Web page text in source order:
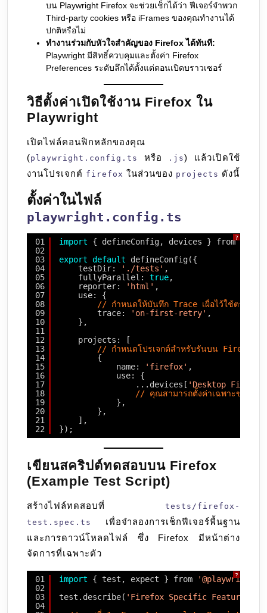
บน Playwright Firefox จะช่วยเช็กได้ว่า ฟีเจอร์จำพวก
Third-party cookies หรือ iFrames ของคุณทำงานได้
ปกติหรือไม่
ทำงานร่วมกับหัวใจสำคัญของ Firefox ได้ทันที:
Playwright มีสิทธิ์ควบคุมและตั้งค่า Firefox
Preferences ระดับลึกได้ตั้งแต่ตอนเปิดบราวเซอร์
วิธีตั้งค่าเปิดใช้งาน Firefox ใน
Playwright
เปิดไฟล์คอนฟิกหลักของคุณ
(playwright.config.ts หรือ .js) แล้วเปิดใช้
งานโปรเจกต์ firefox ในส่วนของ projects ดังนี้
ตั้งค่าในไฟล์
playwright.config.ts
?
01
02
03
04
05
06
07
08
09
10
11
12
13
14
15
16
17
18
19
20
21
22
import { defineConfig, devices } from
export default
defineConfig({
testDir:
'./tests' ,
fullyParallel: true,
reporter:
'html' ,
use: {
// กำหนดให้บันทึก Trace เผื่อไว้ใช้ตรวจสอ
trace:
'on-first-retry' ,
},
projects: [
// กำหนดโปรเจกต์สำหรับรันบน Firefox
{
name:
'firefox' ,
use: {
...devices[ 'Desktop
// คุณสามารถตั้งค่าเฉพาะของ
},
},
],
});
เขียนสคริปต์ทดสอบบน Firefox
(Example Test Script)
สร้างไฟล์ทดสอบที่ tests/firefox-
test.spec.ts
เพื่อจำลองการเช็กฟีเจอร์พื้นฐาน
และการดาวน์โหลดไฟล์ ซึ่ง Firefox มีหน้าต่าง
จัดการที่เฉพาะตัว
?
01
02
03
04
import { test, expect } from
'@playwright/
test.describe( 'Firefox Specific Features &